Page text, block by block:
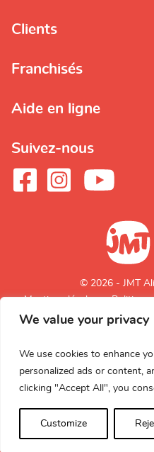
We value your privacy
We use cookies to enhance
personalized ads or content,
clicking "Accept All", you
Customize
Clients
Franchisés
Aide en ligne
Suivez-nous
© 2026 - JMT
Mentions légales
Politique